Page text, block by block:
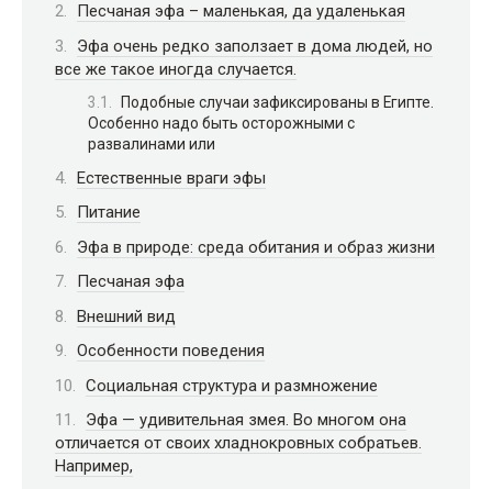
Песчаная эфа – маленькая, да удаленькая
Эфа очень редко заползает в дома людей, но
все же такое иногда случается.
Подобные случаи зафиксированы в Египте.
Особенно надо быть осторожными с
развалинами или
Естественные враги эфы
Питание
Эфа в природе: среда обитания и образ жизни
Песчаная эфа
Внешний вид
Особенности поведения
Социальная структура и размножение
Эфа — удивительная змея. Во многом она
отличается от своих хладнокровных собратьев.
Например,